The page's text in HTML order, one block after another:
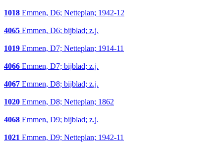
1018 Emmen, D6; Netteplan; 1942-12
4065 Emmen, D6; bijblad; z.j.
1019 Emmen, D7; Netteplan; 1914-11
4066 Emmen, D7; bijblad; z.j.
4067 Emmen, D8; bijblad; z.j.
1020 Emmen, D8; Netteplan; 1862
4068 Emmen, D9; bijblad; z.j.
1021 Emmen, D9; Netteplan; 1942-11